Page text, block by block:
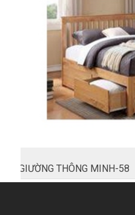
GIƯỜNG THÔNG MINH-58